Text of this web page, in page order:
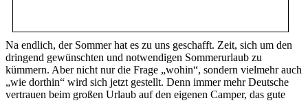
Na endlich, der Sommer hat es zu uns geschafft. Zeit, sich um den
dringend gewünschten und notwendigen Sommerurlaub zu
kümmern. Aber nicht nur die Frage „wohin“, sondern vielmehr auch
„wie dorthin“ wird sich jetzt gestellt. Denn immer mehr Deutsche
vertrauen beim großen Urlaub auf den eigenen Camper, das gute